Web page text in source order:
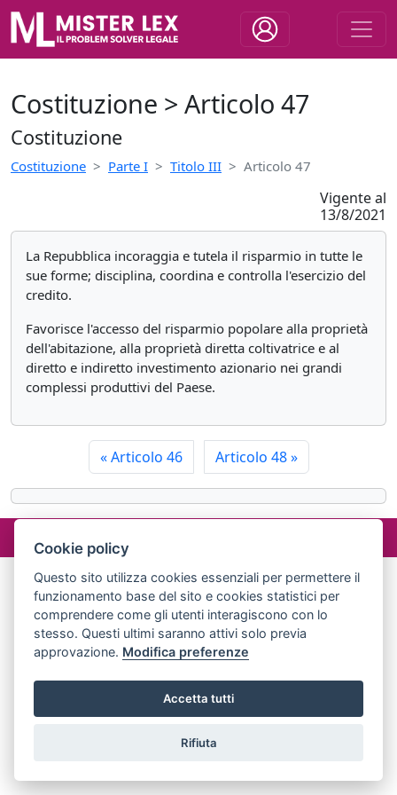
Costituzione > Articolo 47
Costituzione
Costituzione Parte I Titolo III Articolo 47
Vigente al
13/8/2021
La Repubblica incoraggia e tutela il risparmio in tutte le
sue forme; disciplina, coordina e controlla l'esercizio del
credito.
Favorisce l'accesso del risparmio popolare alla proprietà
dell'abitazione, alla proprietà diretta coltivatrice e al
diretto e indiretto investimento azionario nei grandi
complessi produttivi del Paese.
«Articolo 46 Articolo 48»
Cookie policy
Questo sito utilizza cookies essenziali per permettere il
funzionamento base del sito e cookies statistici per
comprendere come gli utenti interagiscono con lo
stesso. Questi ultimi saranno attivi solo previa
approvazione. Modifica preferenze
Accetta tutti
Rifiuta